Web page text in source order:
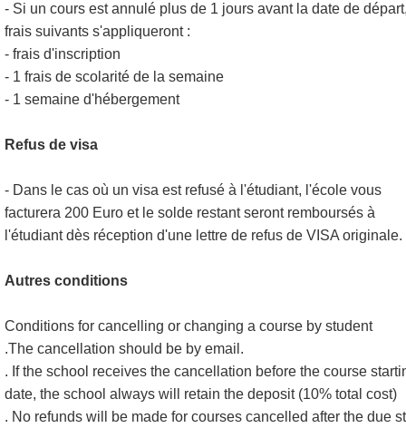
- Si un cours est annulé plus de 1 jours avant la date de
frais suivants s'appliqueront :
- frais d'inscription
- 1 frais de scolarité de la semaine
- 1 semaine d'hébergement
Refus de visa
- Dans le cas où un visa est refusé à l'étudiant, l'école vous
facturera 200 Euro et le solde restant seront remboursés à
l'étudiant dès réception d'une lettre de refus de VISA originale.
Autres conditions
Conditions for cancelling or changing a course by student
.The cancellation should be by email.
. If the school receives the cancellation before the course
date, the school always will retain the deposit (10% total cost)
. No refunds will be made for courses cancelled after the due